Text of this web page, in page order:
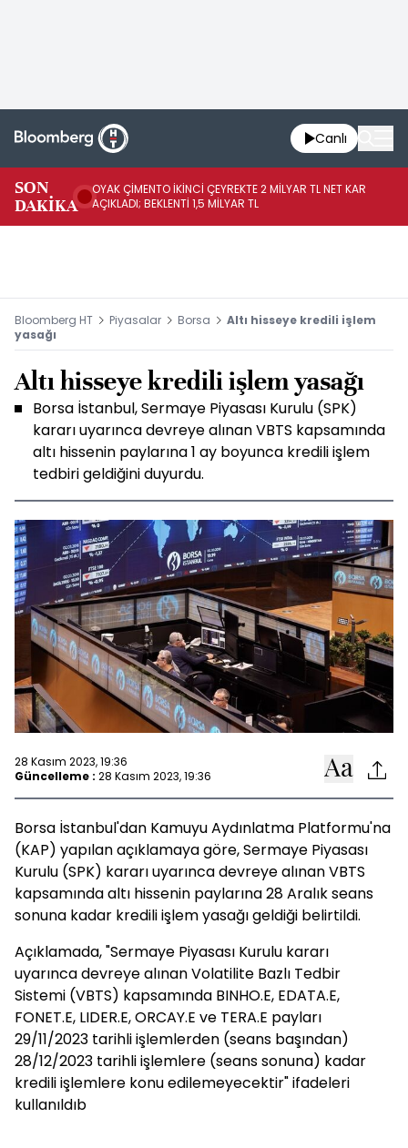
Canlı
SON
DAKİKA
OYAK ÇİMENTO İKİNCİ ÇEYREKTE 2 MİLYAR TL NET KAR
AÇIKLADI; BEKLENTİ 1,5 MİLYAR TL
Bloomberg HT Piyasalar Borsa
Altı hisseye kredili işlem
yasağı
Altı hisseye kredili işlem yasağı
Borsa İstanbul, Sermaye Piyasası Kurulu (SPK)
kararı uyarınca devreye alınan VBTS kapsamında
altı hissenin paylarına 1 ay boyunca kredili işlem
tedbiri geldiğini duyurdu.
28 Kasım 2023, 19:36
Güncelleme : 28 Kasım 2023, 19:36
Borsa İstanbul'dan Kamuyu Aydınlatma Platformu'na
(KAP) yapılan açıklamaya göre, Sermaye Piyasası
Kurulu (SPK) kararı uyarınca devreye alınan VBTS
kapsamında altı hissenin paylarına 28 Aralık seans
sonuna kadar kredili işlem yasağı geldiği belirtildi.
Açıklamada, "Sermaye Piyasası Kurulu kararı
uyarınca devreye alınan Volatilite Bazlı Tedbir
Sistemi (VBTS) kapsamında BINHO.E, EDATA.E,
FONET.E, LIDER.E, ORCAY.E ve TERA.E payları
29/11/2023 tarihli işlemlerden (seans başından)
28/12/2023 tarihli işlemlere (seans sonuna) kadar
kredili işlemlere konu edilemeyecektir" ifadeleri
kullanıldıb